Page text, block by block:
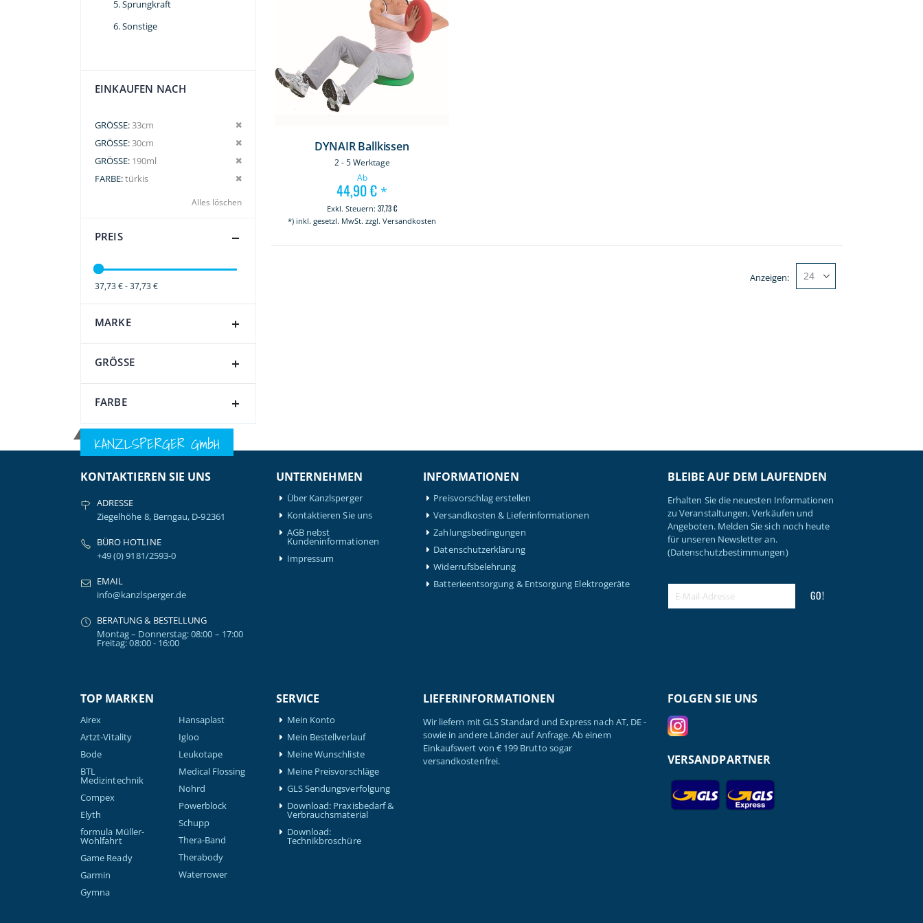
DYNAIR Ballkissen
2 - 5 Werktage
Ab
44,90 € *
37,73 €
*) inkl. gesetzl. MwSt. zzgl. Versandkosten
Anzeigen
Sprungkraft
Sonstige
EINKAUFEN NACH
GRÖSSE 33cm
Dies entfernen
GRÖSSE
30cm
Dies entfernen
GRÖSSE
190ml
Dies entfernen
FARBE türkis Dies entfernen
Alles löschen
PREIS
37,73 € - 37,73 €
MARKE
GRÖSSE
FARBE
KANZLSPERGER GmbH
KONTAKTIEREN SIE UNS
ADRESSE
Ziegelhöhe 8, Berngau, D-92361
BÜRO HOTLINE
+49 (0) 9181/2593-0
EMAIL
info@kanzlsperger.de
BERATUNG & BESTELLUNG
Montag – Donnerstag: 08:00 – 17:00
Freitag: 08:00 - 16:00
UNTERNEHMEN
Über Kanzlsperger
Kontaktieren Sie uns
AGB nebst
Kundeninformationen
Impressum
INFORMATIONEN
Preisvorschlag erstellen
Versandkosten & Lieferinformationen
Zahlungsbedingungen
Datenschutzerklärung
Widerrufsbelehrung
Batterieentsorgung & Entsorgung Elektrogeräte
BLEIBE AUF DEM LAUFENDEN
Erhalten Sie die neuesten Informationen
zu Veranstaltungen, Verkäufen und
Angeboten. Melden Sie sich noch heute
für unseren Newsletter an.
(Datenschutzbestimmungen)
GO!
TOP MARKEN
Airex
Artzt-Vitality
Bode
BTL
Medizintechnik
Compex
Elyth
formula Müller-
Wohlfahrt
Game Ready
Garmin
Gymna
Hansaplast
Igloo
Leukotape
Medical Flossing
Nohrd
Powerblock
Schupp
Thera-Band
Therabody
Waterrower
SERVICE
Mein Konto
Mein Bestellverlauf
Meine Wunschliste
Meine Preisvorschläge
GLS Sendungsverfolgung
Download: Praxisbedarf &
Verbrauchsmaterial
Download:
Technikbroschüre
LIEFERINFORMATIONEN
Wir liefern mit GLS Standard und Express nach AT, DE -
sowie in andere Länder auf Anfrage. Ab einem
Einkaufswert von € 199 Brutto sogar
versandkostenfrei.
FOLGEN SIE UNS
VERSANDPARTNER